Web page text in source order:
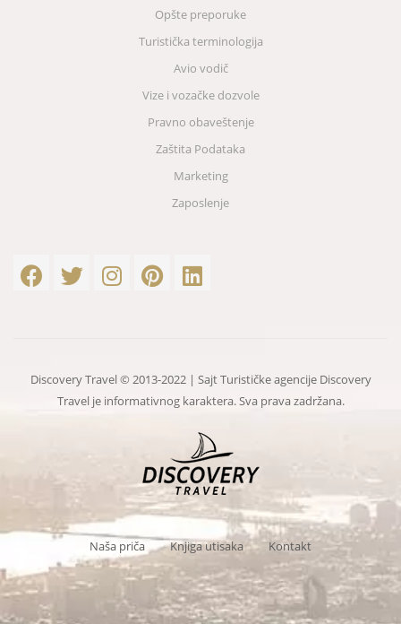
Opšte preporuke
Turistička terminologija
Avio vodič
Vize i vozačke dozvole
Pravno obaveštenje
Zaštita Podataka
Marketing
Zaposlenje
Discovery Travel © 2013-2022 | Sajt Turističke agencije Discovery
Travel je informativnog karaktera. Sva prava zadržana.
Naša priča Knjiga utisaka Kontakt